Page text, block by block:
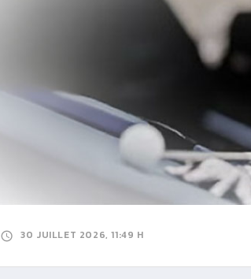
30 JUILLET 2026, 11:49 H